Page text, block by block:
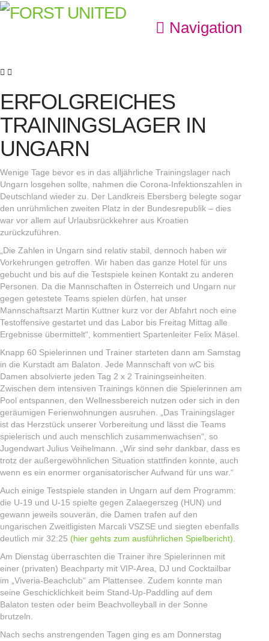
Navigation
ERFOLGREICHES
TRAININGSLAGER IN
UNGARN
Wenige Tage bevor es in das alljährliche Trainingslager nach
Ungarn losgehen sollte, nahmen die Corona-Infektionszahlen in
Deutschland wieder zu. Der Landkreis Ebersberg belegte sogar
den unrühmlichen zweiten Platz in der Bundesrepublik – dies
war vor allem auf Urlaubsrückkehrer aus Kroatien
zurückzuführen.
„Die Zahlen in Ungarn sind relativ stabil, dennoch haben wir
Vorkehrungen getroffen. Wir haben das ganze Hotel für uns
gebucht und bis auf die Testspiele keinen Kontakt zu anderen
Personen. Da die Mannschaften in Österreich und Ungarn nur
gegen getestete Teams spielen dürfen, hat unser
Mannschaftsarzt Martin Kuttner kurz vor der Abfahrt noch eine
Testoffensive gestartet und das Labor bis Freitag Mittag alle
Ergebnisse übermittelt“, kommentiert Spartenleiter Felix Mäsel.
Knapp 60 Spielerinnen und Trainer starteten dann am Samstag
in die Kurstadt am Balaton. Jede Mannschaft von wC bis
Damen absolvierte jeden Tag 2 x 2 Trainingseinheiten.
Zwischen dem intensiven Trainings können die Spielerinnen am
Pool entspannen, den Wellnessbereich nutzen oder sich in den
geräumigen Ferienwohnungen ausruhen. „Das Trainingslager
ist das Herzstück unserer Vorbereitung und lässt die Teams
spielerisch und auch menschlich zusammenwachsen“, so
Jugendwart Julius Veihelmann. „Wir sind sehr dankbar, dass es
trotz der außergewöhnlichen Situation stattfinden konnte, auch
wenn es ein enormer organisatorischer Aufwand für uns war.“
Auch einige Testspiele standen in Ungarn auf dem Programm:
die U-19 und U-15 spielte gegen Zalaegerszeg (HUN) und
gewann jeweils souverän, die Damen trafen auf den
ungarischen Zweitligisten Marcali VSZSE und siegten ebenfalls
deutlich mir 32:25 (hier gehts zum ausführlichen Spielbericht)
Am Dienstag überraschten die Trainer ihre Spielerinnen mit
einer (privaten) Beachparty mit VIP-Area, DJ und Cocktailbar
im „Viveria-Beachclub“ am Plattensee. Zudem konnte man
seine Geschicklichkeit beim Stand-Up-Paddling auf dem
Balaton testen oder beim Beachvolleyball in der Sonne
brutzeln.
Nach sechs anstrengenden Tagen ging es am Donnerstag